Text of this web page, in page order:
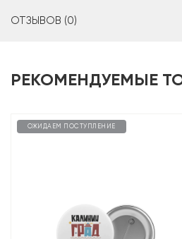
ОТЗЫВОВ (0)
РЕКОМЕНДУЕМЫЕ
ОЖИДАЕМ ПОСТУПЛЕНИЕ